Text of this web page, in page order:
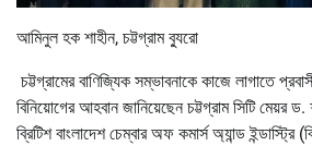
আমিনুল হক শাহীন, চট্টগ্রাম ব্যুরো
চট্টগ্রামের বাণিজ্যিক সম্ভাবনাকে কাজে লাগাতে
বিনিয়োগের আহবান জানিয়েছেন চট্টগ্রাম সিটি মেয়র
ব্রিটিশ বাংলাদেশ চেম্বার অফ কমার্স অ্যান্ড